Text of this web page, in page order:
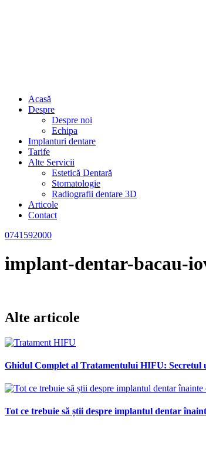
Acasă
Despre
Despre noi
Echipa
Implanturi dentare
Tarife
Alte Servicii
Estetică Dentară
Stomatologie
Radiografii dentare 3D
Articole
Contact
0741592000
implant-dentar-bacau-
Alte articole
Ghidul Complet al Tratamentului HIFU:
Tot ce trebuie să știi despre implantul dentar